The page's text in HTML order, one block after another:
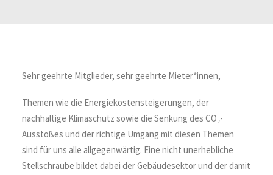
Sehr geehrte Mitglieder, sehr geehrte Mieter*innen,
Themen wie die Energiekostensteigerungen, der
nachhaltige Klimaschutz sowie die Senkung des CO₂-
Ausstoßes und der richtige Umgang mit diesen Themen
sind für uns alle allgegenwärtig. Eine nicht unerhebliche
Stellschraube bildet dabei der Gebäudesektor und der damit